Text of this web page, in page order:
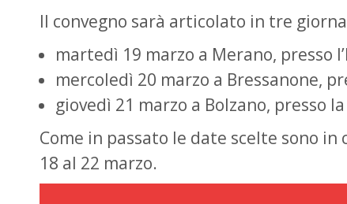
Il convegno sarà articolato in tre
martedì 19 marzo a Merano, presso
mercoledì 20 marzo a Bressanone,
giovedì 21 marzo a Bolzano, presso
Come in passato le date scelte sono in
18 al 22 marzo.